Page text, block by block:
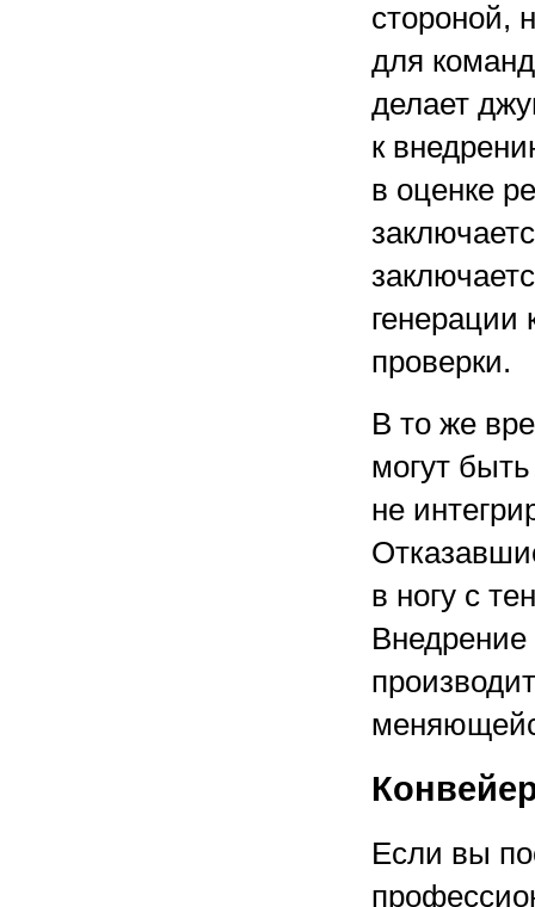
стороной,
для
делает
к
в оценке
генерации
проверки.
В то же
могут
не
в ногу с
Если вы